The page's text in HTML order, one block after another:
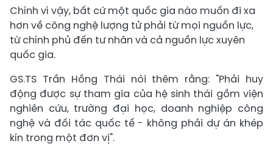
Chính vì vậy, bất cứ một quốc gia nào muốn đi xa
hơn về công nghệ lượng tử phải từ mọi nguồn lực,
từ chính phủ đến tư nhân và cả nguồn lực xuyên
quốc gia.
GS.TS Trần Hồng Thái nói thêm rằng: "Phải huy
động được sự tham gia của hệ sinh thái gồm viện
nghiên cứu, trường đại học, doanh nghiệp công
nghệ và đối tác quốc tế - không phải dự án khép
kín trong một đơn vị".